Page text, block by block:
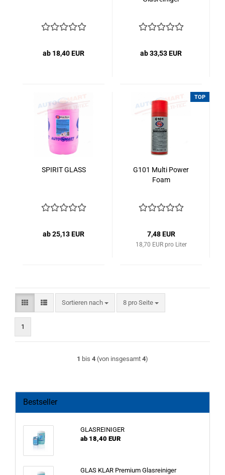
ab 18,40 EUR ab 33,53 EUR
SPIRIT GLASS
ab 25,13 EUR
TOP
G101 Multi Power
Foam
7,48 EUR
18,70 EUR pro Liter
Sortieren nach
Sortieren nach 8 pro Seite
pro Seite
1
1 bis 4 (von insgesamt 4)
Bestseller
GLASREINIGER
ab 18,40 EUR
GLAS KLAR Premium Glasreiniger